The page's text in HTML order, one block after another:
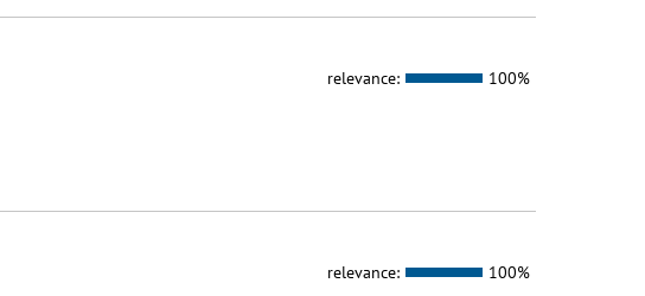
relevance: 100%
relevance: 100%